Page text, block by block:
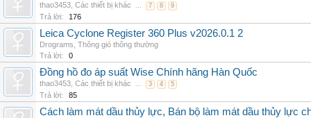
thao3453 Các thiết bị khác ... 7 8 9
Trả lời: 176
Leica Cyclone Register 360 Plus v2026.0.1 2
Drograms Thông gió thông thường
Trả lời:
0
Đồng hồ đo áp suất Wise Chính hãng Hàn Quốc
thao3453 Các thiết bị khác ... 3 4 5
Trả lời: 85
Cách làm mát dầu thủy lực, Bán bộ làm mát dầu thủy lực